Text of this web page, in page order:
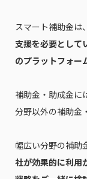
スマート補助金は、
支援を必要として
のプラットフォー
補助金・助成金に
分野以外の補助金
幅広い分野の補助
社が効果的に利用